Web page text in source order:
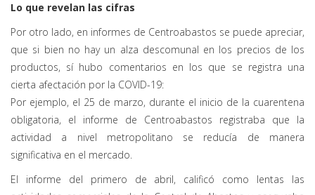
Lo que revelan las cifras
Por otro lado, en informes de Centroabastos se puede apreciar,
que si bien no hay un alza descomunal en los precios de los
productos, sí hubo comentarios en los que se registra una
cierta afectación por la COVID-19:
Por ejemplo, el 25 de marzo, durante el inicio de la cuarentena
obligatoria, el informe de Centroabastos registraba que la
actividad a nivel metropolitano se reducía de manera
significativa en el mercado.
El informe del primero de abril, calificó como lentas las